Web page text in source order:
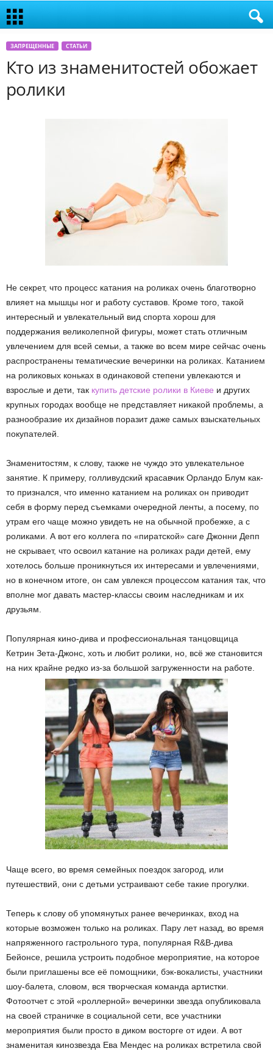
ЗАПРЕЩЕННЫЕ СТАТЬИ
Кто из знаменитостей обожает
ролики
Не секрет, что процесс катания на роликах очень благотворно
влияет на мышцы ног и работу суставов. Кроме того, такой
интересный и увлекательный вид спорта хорош для
поддержания великолепной фигуры, может стать отличным
увлечением для всей семьи, а также во всем мире сейчас очень
распространены тематические вечеринки на роликах. Катанием
на роликовых коньках в одинаковой степени увлекаются и
взрослые и дети, так купить детские ролики в Киеве и других
крупных городах вообще не представляет никакой проблемы, а
разнообразие их дизайнов поразит даже самых взыскательных
покупателей.
Знаменитостям, к слову, также не чуждо это увлекательное
занятие. К примеру, голливудский красавчик Орландо Блум как-
то признался, что именно катанием на роликах он приводит
себя в форму перед съемками очередной ленты, а посему, по
утрам его чаще можно увидеть не на обычной пробежке, а с
роликами. А вот его коллега по «пиратской» саге Джонни Депп
не скрывает, что освоил катание на роликах ради детей, ему
хотелось больше проникнуться их интересами и увлечениями,
но в конечном итоге, он сам увлекся процессом катания так, что
вполне мог давать мастер-классы своим наследникам и их
друзьям.
Популярная кино-дива и профессиональная танцовщица
Кетрин Зета-Джонс, хоть и любит ролики, но, всё же становится
на них крайне редко из-за большой загруженности на работе.
Чаще всего, во время семейных поездок загород, или
путешествий, они с детьми устраивают себе такие прогулки.
Теперь к слову об упомянутых ранее вечеринках, вход на
которые возможен только на роликах. Пару лет назад, во время
напряженного гастрольного тура, популярная R&B-дива
Бейонсе, решила устроить подобное мероприятие, на которое
были приглашены все её помощники, бэк-вокалисты, участники
шоу-балета, словом, вся творческая команда артистки.
Фотоотчет с этой «роллерной» вечеринки звезда опубликовала
на своей страничке в социальной сети, все участники
мероприятия были просто в диком восторге от идеи. А вот
знаменитая кинозвезда Ева Мендес на роликах встретила свой